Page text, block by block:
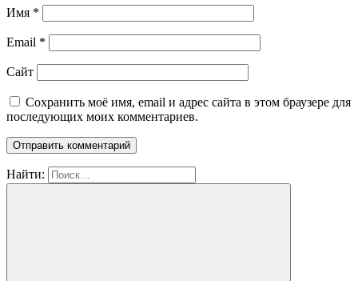
Имя *
Email *
Сайт
Сохранить моё имя, email и адрес сайта в этом браузере для
последующих моих комментариев.
Найти: